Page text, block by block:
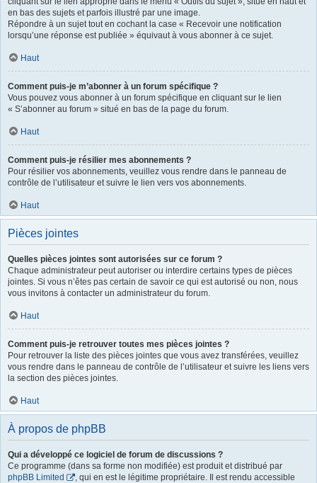
en bas des sujets et parfois illustré par une image.
Répondre à un sujet tout en cochant la case « Recevoir une notification
lorsqu’une réponse est publiée » équivaut à vous abonner à ce sujet.
Haut
Comment puis-je m’abonner à un forum spécifique ?
Vous pouvez vous abonner à un forum spécifique en cliquant sur le lien
« S’abonner au forum » situé en bas de la page du forum.
Haut
Comment puis-je résilier mes abonnements ?
Pour résilier vos abonnements, veuillez vous rendre dans le panneau de
contrôle de l’utilisateur et suivre le lien vers vos abonnements.
Haut
Pièces jointes
Quelles pièces jointes sont autorisées sur ce forum ?
Chaque administrateur peut autoriser ou interdire certains types de pièces
jointes. Si vous n’êtes pas certain de savoir ce qui est autorisé ou non, nous
vous invitons à contacter un administrateur du forum.
Haut
Comment puis-je retrouver toutes mes pièces jointes ?
Pour retrouver la liste des pièces jointes que vous avez transférées, veuillez
vous rendre dans le panneau de contrôle de l’utilisateur et suivre les liens vers
la section des pièces jointes.
Haut
À propos de phpBB
Qui a développé ce logiciel de forum de discussions ?
Ce programme (dans sa forme non modifiée) est produit et distribué par
phpBB Limited
, qui en est le légitime propriétaire. Il est rendu accessible